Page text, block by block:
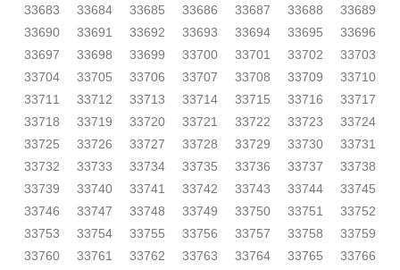
33683 33684 33685 33686 33687 33688
33689
33690
33691 33692 33693 33694 33695
33696
33697
33698 33699 33700 33701 33702
33703
33704
33705 33706 33707 33708 33709
33710
33711
33712 33713 33714 33715 33716
33717
33718
33719 33720 33721 33722 33723
33724
33725
33726 33727 33728 33729 33730
33731
33732
33733 33734 33735 33736 33737
33738
33739
33740 33741 33742 33743 33744
33745
33746
33747 33748 33749 33750 33751
33752
33753
33754 33755 33756 33757 33758
33759
33760
33761 33762 33763 33764 33765
33766